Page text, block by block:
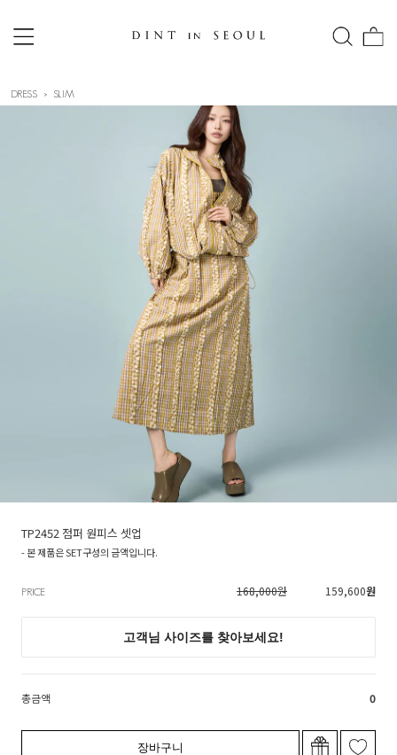
DRESS SLIM
TP2452 점퍼 원피스 셋업
- 본 제품은 SET구성의 금액입니다.
PRICE 168,000원 159,600원
총금액 0
장바구니